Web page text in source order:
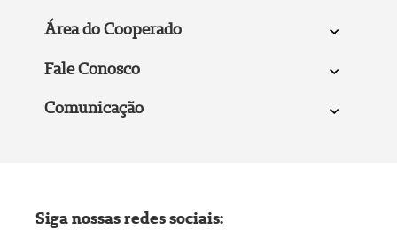
Área do Cooperado
Fale Conosco
Comunicação
Siga nossas redes sociais: